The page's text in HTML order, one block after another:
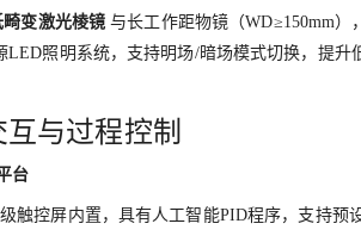
畸变激光棱镜 与长工作距物镜（WD≥150mm
LED照明系统，支持明场/暗场模式切换，提升
与过程控制
台
触控屏内置，具有人工智能PID程序，支持预